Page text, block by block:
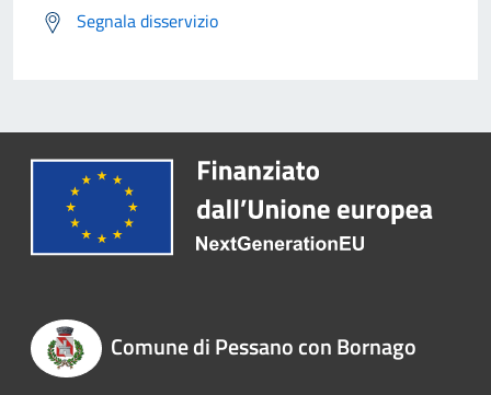
Segnala disservizio
Comune di Pessano con Bornago